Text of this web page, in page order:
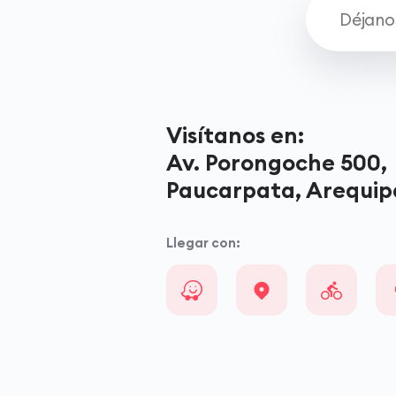
Visítanos en:
Av. Porongoche 500,
Paucarpata,
Llegar con: